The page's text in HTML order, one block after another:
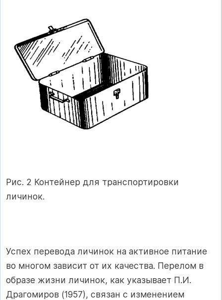
Рис. 2 Контейнер для транспортировки
личинок.
Успех перевода личинок на активное питание
во многом зависит от их качества. Перелом в
образе жизни личинок, как указывает П.И.
Драгомиров (1957), связан с изменением